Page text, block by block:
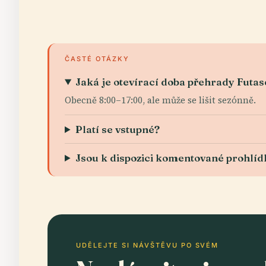
ČASTÉ OTÁZKY
Jaká je otevírací doba přehrady
Obecně 8:00–17:00, ale může se lišit sezónně.
Platí se vstupné?
Jsou k dispozici komentované
UDĚLEJTE SI NÁVŠTĚVU PO SVÉM